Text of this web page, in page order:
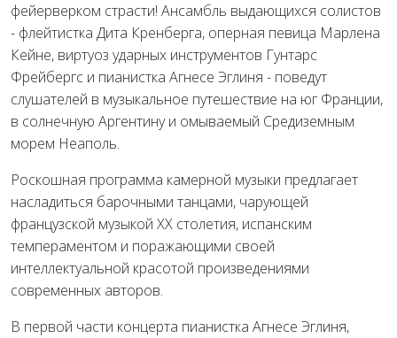
фейерверком страсти! Ансамбль выдающихся солистов
- флейтистка Дита Кренберга, оперная певица Марлена
Кейне, виртуоз ударных инструментов Гунтарс
Фрейбергс и пианистка Агнесе Эглиня - поведут
слушателей в музыкальное путешествие на юг Франции,
в солнечную Аргентину и омываемый Средиземным
морем Неаполь.
Роскошная программа камерной музыки предлагает
насладиться барочными танцами, чарующей
французской музыкой XX столетия, испанским
темпераментом и поражающими своей
интеллектуальной красотой произведениями
современных авторов.
В первой части концерта пианистка Агнесе Эглиня,